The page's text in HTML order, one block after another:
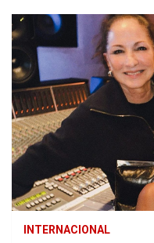
INTERNACIONAL